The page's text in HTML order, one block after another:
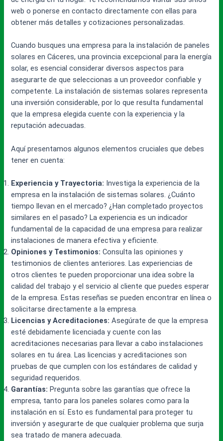
web o ponerse en contacto directamente con ellas para
obtener más detalles y cotizaciones personalizadas.
Cuando busques una empresa para la instalación de paneles
solares en Cáceres, una provincia excepcional para la energía
solar, es esencial considerar diversos aspectos para
asegurarte de que seleccionas a un proveedor confiable y
competente. La instalación de sistemas solares representa
una inversión considerable, por lo que resulta fundamental
que la empresa elegida cuente con la experiencia y la
reputación adecuadas.
Aquí presentamos algunos elementos cruciales que debes
tener en cuenta:
Experiencia y Trayectoria: Investiga la experiencia de la
empresa en la instalación de sistemas solares. ¿Cuánto
tiempo llevan en el mercado? ¿Han completado proyectos
similares en el pasado? La experiencia es un indicador
fundamental de la capacidad de una empresa para realizar
instalaciones de manera efectiva y eficiente.
Opiniones y Testimonios: Consulta las opiniones y
testimonios de clientes anteriores. Las experiencias de
otros clientes te pueden proporcionar una idea sobre la
calidad del trabajo y el servicio al cliente que puedes esperar
de la empresa. Estas reseñas se pueden encontrar en línea o
solicitarse directamente a la empresa.
Licencias y Acreditaciones: Asegúrate de que la empresa
esté debidamente licenciada y cuente con las
acreditaciones necesarias para llevar a cabo instalaciones
solares en tu área. Las licencias y acreditaciones son
pruebas de que cumplen con los estándares de calidad y
seguridad requeridos.
Garantías: Pregunta sobre las garantías que ofrece la
empresa, tanto para los paneles solares como para la
instalación en sí. Esto es fundamental para proteger tu
inversión y asegurarte de que cualquier problema que surja
sea tratado de manera adecuada.